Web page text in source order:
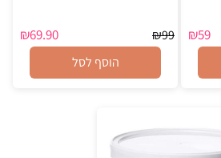
₪59
₪99
₪69.90
הוסף לסל